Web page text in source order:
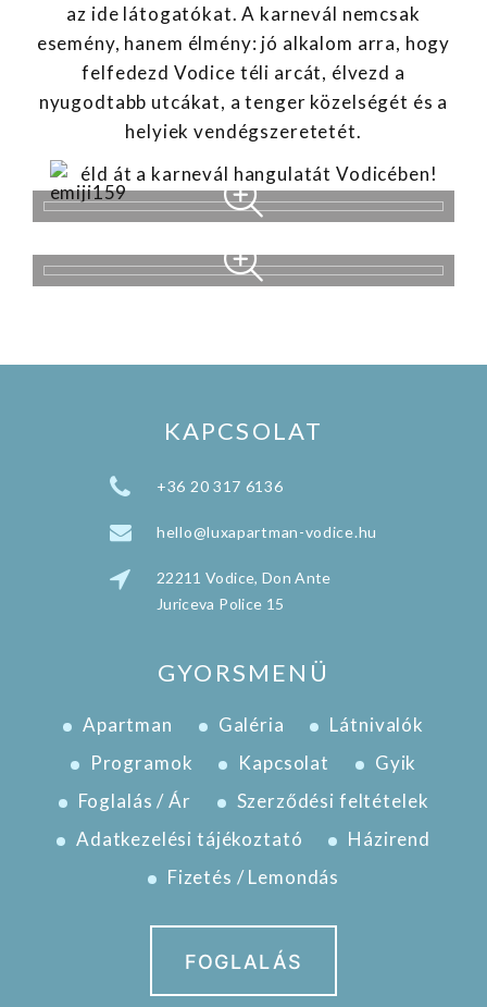
az ide látogatókat. A karnevál nemcsak
esemény, hanem élmény: jó alkalom arra, hogy
felfedezd Vodice téli arcát, élvezd a
nyugodtabb utcákat, a tenger közelségét és a
helyiek vendégszeretetét.
éld át a karnevál hangulatát Vodicében!
KAPCSOLAT
+36 20 317 6136
hello@luxapartman-vodice.hu
22211 Vodice, Don Ante
Juriceva Police 15
GYORSMENÜ
Apartman Galéria
Látnivalók
Programok
Kapcsolat
Gyik
Foglalás / Ár
Szerződési feltételek
Adatkezelési tájékoztató
Házirend
Fizetés / Lemondás
FOGLALÁS